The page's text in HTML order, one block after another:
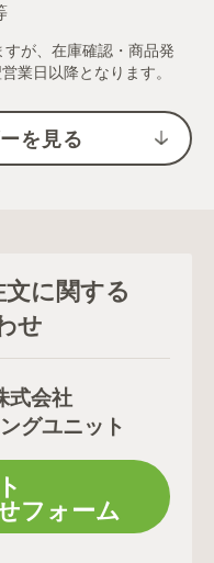
が、在庫確認・商品発
業日以降となります。
を見る
に関する
せ
式会社
グユニット
フォーム